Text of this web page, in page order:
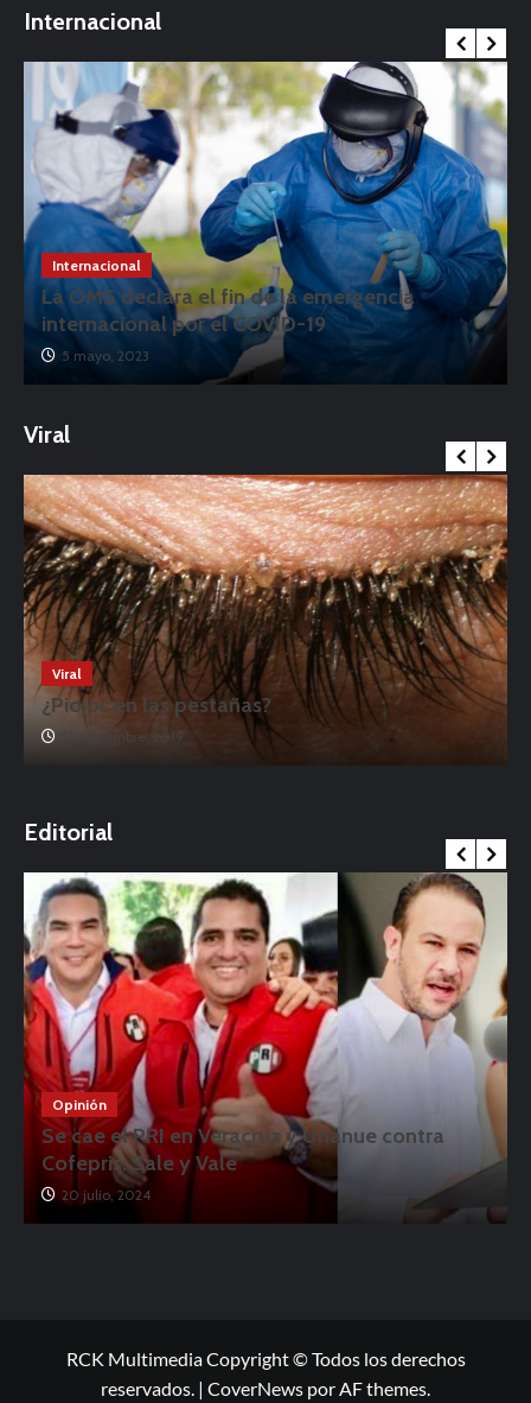
Internacional
Internacional
La OMS declara el fin de la emergencia
internacional por el COVID-19
5 mayo, 2023
Viral
Viral
¿Piojos en las pestañas?
17 noviembre, 2019
Editorial
Opinión
Se cae el PRI en Veracruz y Unánue contra
Cofepris: Sale y Vale
20 julio, 2024
RCK Multimedia Copyright © Todos los derechos
reservados. | CoverNews por AF themes.